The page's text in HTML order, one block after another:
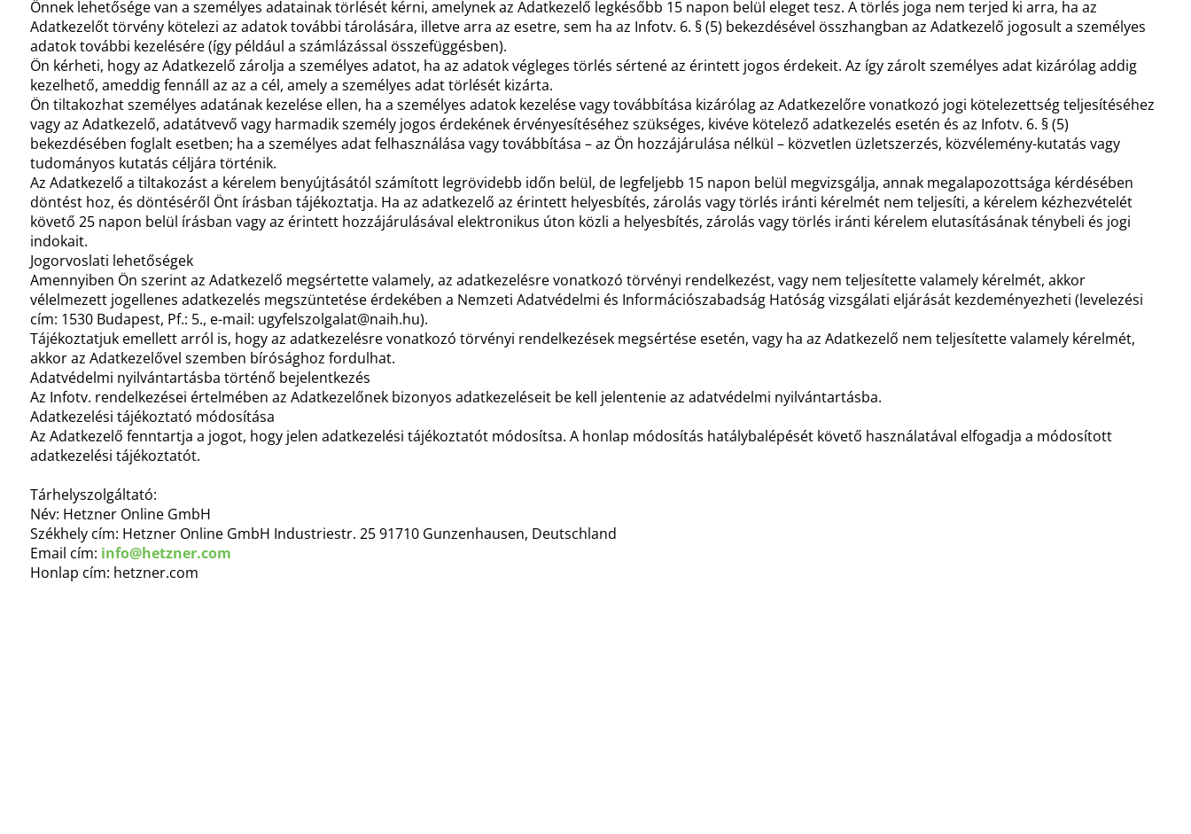
Önnek lehetősége van a személyes adatainak törlését kérni, amelynek az Adatkezelő legkésőbb 15 napon belül eleget tesz. A törlés joga nem terjed ki arra, ha az
Adatkezelőt törvény kötelezi az adatok további tárolására, illetve arra az esetre, sem ha az Infotv. 6. § (5) bekezdésével összhangban az Adatkezelő jogosult a személyes
adatok további kezelésére (így például a számlázással összefüggésben).
Ön kérheti, hogy az Adatkezelő zárolja a személyes adatot, ha az adatok végleges törlés sértené az érintett jogos érdekeit. Az így zárolt személyes adat kizárólag addig
kezelhető, ameddig fennáll az az a cél, amely a személyes adat törlését kizárta.
Ön tiltakozhat személyes adatának kezelése ellen, ha a személyes adatok kezelése vagy továbbítása kizárólag az Adatkezelőre vonatkozó jogi kötelezettség teljesítéséhez
vagy az Adatkezelő, adatátvevő vagy harmadik személy jogos érdekének érvényesítéséhez szükséges, kivéve kötelező adatkezelés esetén és az Infotv. 6. § (5)
bekezdésében foglalt esetben; ha a személyes adat felhasználása vagy továbbítása – az Ön hozzájárulása nélkül – közvetlen üzletszerzés, közvélemény-kutatás vagy
tudományos kutatás céljára történik.
Az Adatkezelő a tiltakozást a kérelem benyújtásától számított legrövidebb időn belül, de legfeljebb 15 napon belül megvizsgálja, annak megalapozottsága kérdésében
döntést hoz, és döntéséről Önt írásban tájékoztatja. Ha az adatkezelő az érintett helyesbítés, zárolás vagy törlés iránti kérelmét nem teljesíti, a kérelem kézhezvételét
követő 25 napon belül írásban vagy az érintett hozzájárulásával elektronikus úton közli a helyesbítés, zárolás vagy törlés iránti kérelem elutasításának ténybeli és jogi
indokait.
Jogorvoslati lehetőségek
Amennyiben Ön szerint az Adatkezelő megsértette valamely, az adatkezelésre vonatkozó törvényi rendelkezést, vagy nem teljesítette valamely kérelmét, akkor
vélelmezett jogellenes adatkezelés megszüntetése érdekében a Nemzeti Adatvédelmi és Információszabadság Hatóság vizsgálati eljárását kezdeményezheti (levelezési
cím: 1530 Budapest, Pf.: 5., e-mail: ugyfelszolgalat@naih.hu).
Tájékoztatjuk emellett arról is, hogy az adatkezelésre vonatkozó törvényi rendelkezések megsértése esetén, vagy ha az Adatkezelő nem teljesítette valamely kérelmét,
akkor az Adatkezelővel szemben bírósághoz fordulhat.
Adatvédelmi nyilvántartásba történő bejelentkezés
Az Infotv. rendelkezései értelmében az Adatkezelőnek bizonyos adatkezeléseit be kell jelentenie az adatvédelmi nyilvántartásba.
Adatkezelési tájékoztató módosítása
Az Adatkezelő fenntartja a jogot, hogy jelen adatkezelési tájékoztatót módosítsa. A honlap módosítás hatálybalépését követő használatával elfogadja a módosított
adatkezelési tájékoztatót.
Tárhelyszolgáltató:
Név: Hetzner Online GmbH
Székhely cím: Hetzner Online GmbH Industriestr. 25 91710 Gunzenhausen, Deutschland
Email cím: info@hetzner.com
Honlap cím: hetzner.com